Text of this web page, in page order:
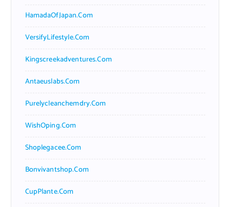
HamadaOfJapan.com
VersifyLifestyle.com
Kingscreekadventures.com
Antaeuslabs.com
Purelycleanchemdry.com
WishOping.com
Shoplegacee.com
Bonvivantshop.com
CupPlante.com